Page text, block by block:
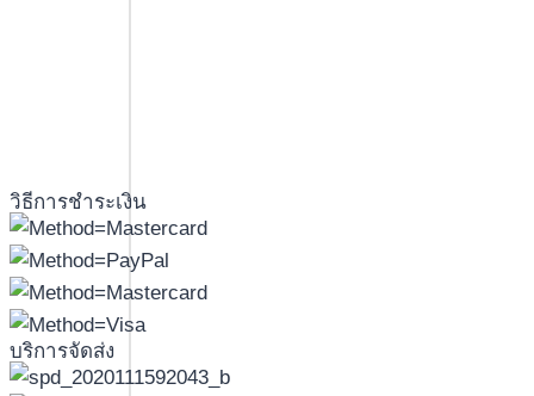
วิธีการชำระเงิน
บริการจัดส่ง